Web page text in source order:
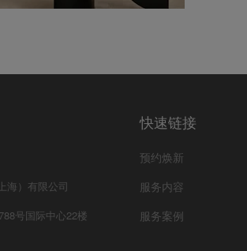
海）有限公司
号国际中心22楼
快速链接
预约焕新
服务内容
服务案例